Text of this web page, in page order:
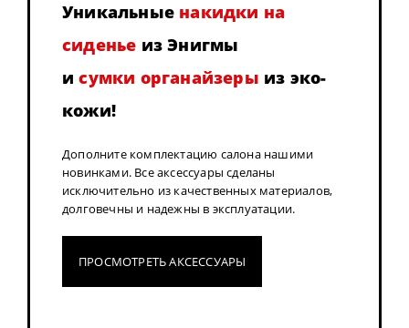
Уникальные накидки на
сиденье из Энигмы
исумки органайзеры из эко-
кожи!
Дополните комплектацию салона нашими
новинками. Все аксессуары сделаны
исключительно из качественных материалов,
долговечны и надежны в эксплуатации.
ПРОСМОТРЕТЬ АКСЕССУАРЫ